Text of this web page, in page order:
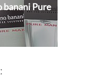
banani Pure